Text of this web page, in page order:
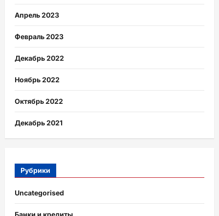
Апрель 2023
Февраль 2023
Декабрь 2022
Ноябрь 2022
Октябрь 2022
Декабрь 2021
Рубрики
Uncategorised
Банки и кредиты